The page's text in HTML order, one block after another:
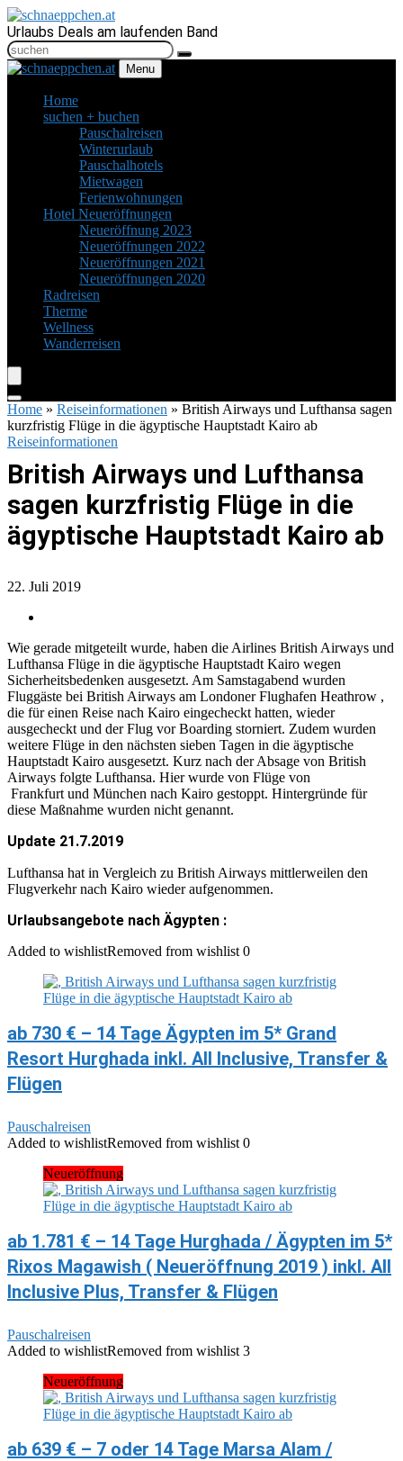
Urlaubs Deals am laufenden Band
Menu
Home
suchen + buchen
Pauschalreisen
Winterurlaub
Pauschalhotels
Mietwagen
Ferienwohnungen
Hotel Neueröffnungen
Neueröffnung 2023
Neueröffnungen 2022
Neueröffnungen 2021
Neueröffnungen 2020
Radreisen
Therme
Wellness
Wanderreisen
Home » Reiseinformationen » British Airways und Lufthansa sagen
kurzfristig Flüge in die ägyptische Hauptstadt Kairo ab
Reiseinformationen
British Airways und Lufthansa
sagen kurzfristig Flüge in die
ägyptische Hauptstadt Kairo ab
22. Juli 2019
Wie gerade mitgeteilt wurde, haben die Airlines British Airways und
Lufthansa Flüge in die ägyptische Hauptstadt Kairo wegen
Sicherheitsbedenken ausgesetzt. Am Samstagabend wurden
Fluggäste bei British Airways am Londoner Flughafen Heathrow ,
die für einen Reise nach Kairo eingecheckt hatten, wieder
ausgecheckt und der Flug vor Boarding storniert. Zudem wurden
weitere Flüge in den nächsten sieben Tagen in die ägyptische
Hauptstadt Kairo ausgesetzt. Kurz nach der Absage von British
Airways folgte Lufthansa. Hier wurde von Flüge von
Frankfurt und München nach Kairo gestoppt. Hintergründe für
diese Maßnahme wurden nicht genannt.
Update 21.7.2019
Lufthansa hat in Vergleich zu British Airways mittlerweilen den
Flugverkehr nach Kairo wieder aufgenommen.
Urlaubsangebote nach Ägypten :
Added to wishlistRemoved from wishlist 0
ab 730 € – 14 Tage Ägypten im 5* Grand
Resort Hurghada inkl. All Inclusive, Transfer &
Flügen
Pauschalreisen
Added to wishlistRemoved from wishlist 0
Neueröffnung
ab 1.781 € – 14 Tage Hurghada / Ägypten im 5*
Rixos Magawish ( Neueröffnung 2019 ) inkl. All
Inclusive Plus, Transfer & Flügen
Pauschalreisen
Added to wishlistRemoved from wishlist 3
Neueröffnung
ab 639 € – 7 oder 14 Tage Marsa Alam /